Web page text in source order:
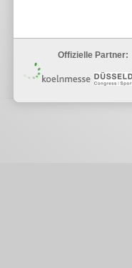
Offizielle Partner: